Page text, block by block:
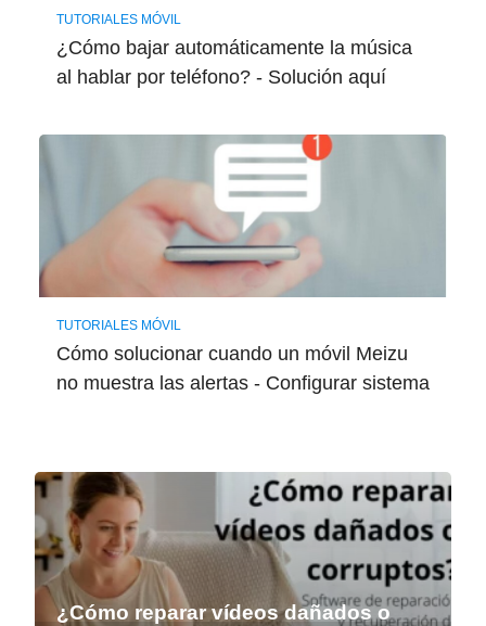
TUTORIALES MÓVIL
¿Cómo bajar automáticamente la música
al hablar por teléfono? - Solución aquí
TUTORIALES MÓVIL
Cómo solucionar cuando un móvil Meizu
no muestra las alertas - Configurar sistema
¿Cómo reparar vídeos dañados o